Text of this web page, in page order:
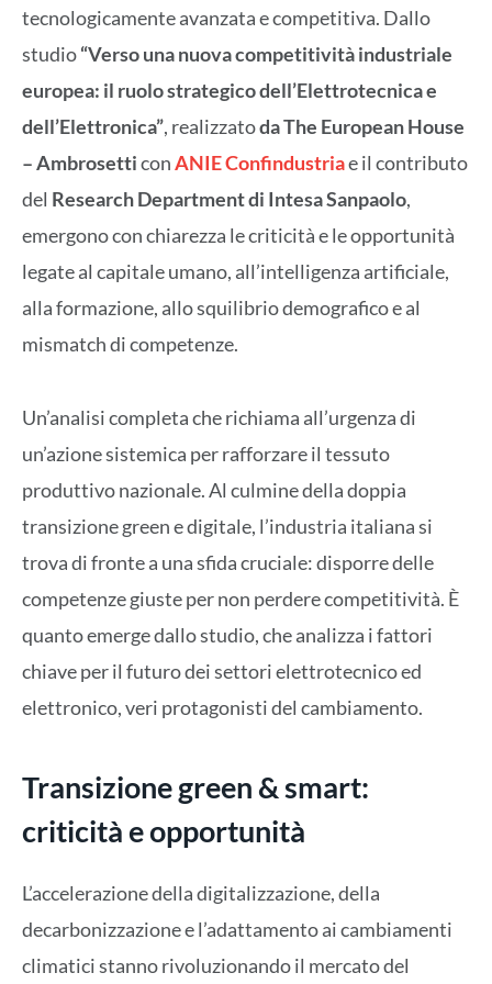
tecnologicamente avanzata e competitiva. Dallo
studio“Verso una nuova competitività industriale
europea: il ruolo strategico dell’Elettrotecnica e
dell’Elettronica”, realizzatoda The European House
– AmbrosetticonANIE Confindustriae il contributo
del Research Departmentdi Intesa Sanpaolo,
emergono con chiarezza le criticità e le opportunità
legate al capitale umano, all’intelligenza artificiale,
alla formazione, allo squilibrio demografico e al
mismatch di competenze.
Un’analisi completa che richiama all’urgenza di
un’azione sistemica per rafforzare il tessuto
produttivo nazionale. Al culmine della doppia
transizione green e digitale, l’industria italiana si
trova di fronte a una sfida cruciale: disporre delle
competenze giuste per non perdere competitività. È
quanto emerge dallo studio, che analizza i fattori
chiave per il futuro dei settori elettrotecnico ed
elettronico, veri protagonisti del cambiamento.
Transizione green & smart:
criticità e opportunità
L’accelerazione della digitalizzazione, della
decarbonizzazione e l’adattamento ai cambiamenti
climatici stanno rivoluzionando il mercato del